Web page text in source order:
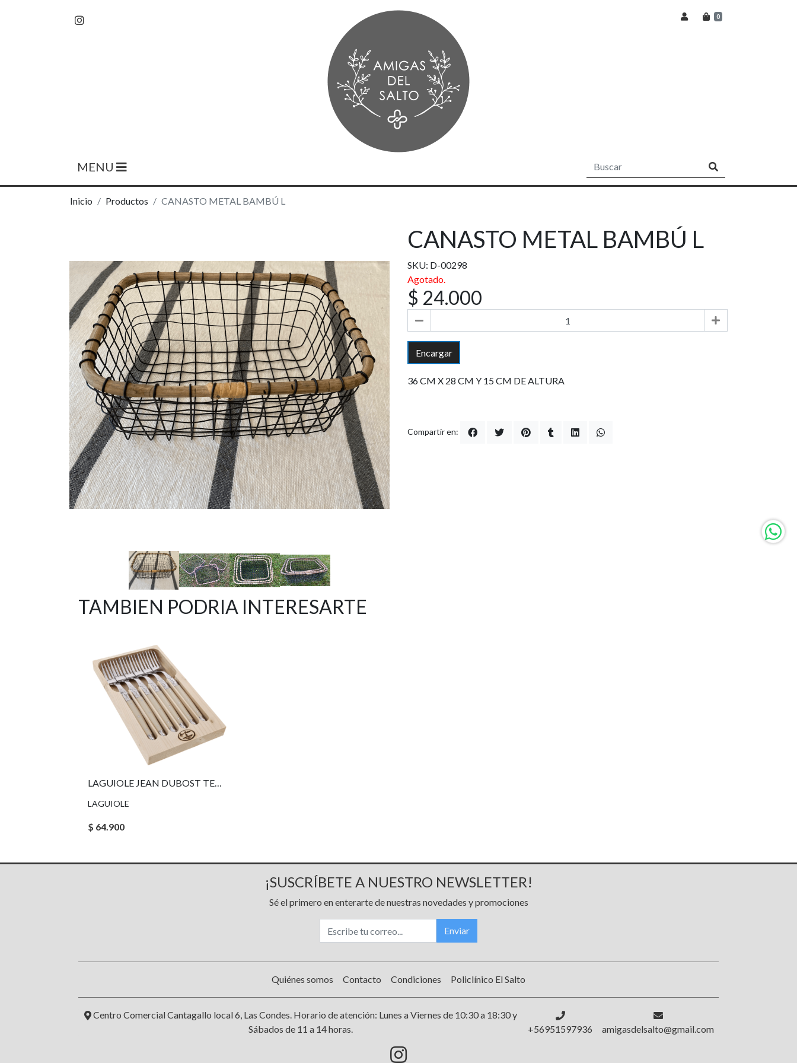
0
MENU
Inicio Productos CANASTO METAL BAMBÚ L
CANASTO METAL BAMBÚ L
SKU: D-00298
Agotado.
$ 24.000
Encargar
36 CM X 28 CM Y 15 CM DE ALTURA
Compartir en:
TAMBIEN PODRIA INTERESARTE
LAGUIOLE JEAN DUBOST TENEDOR IVORY, SET DE 6
LAGUIOLE
$ 64.900
¡SUSCRÍBETE A NUESTRO NEWSLETTER!
Sé el primero en enterarte de nuestras novedades y promociones
Enviar
Quiénes somos Contacto Condiciones Policlínico El Salto
Centro Comercial Cantagallo local 6, Las Condes. Horario de atención: Lunes a Viernes de 10:30 a 18:30 y
Sábados de 11 a 14 horas.
+56951597936 amigasdelsalto@gmail.com